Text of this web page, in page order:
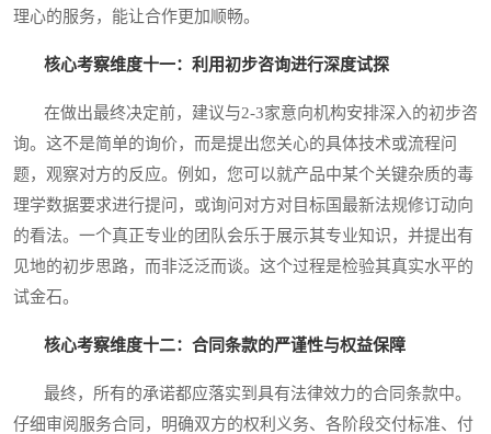
理心的服务，能让合作更加顺畅。
核心考察维度十一：利用初步咨询进行深度试探
在做出最终决定前，建议与2-3家意向机构安排深入的初步咨
询。这不是简单的询价，而是提出您关心的具体技术或流程问
题，观察对方的反应。例如，您可以就产品中某个关键杂质的毒
理学数据要求进行提问，或询问对方对目标国最新法规修订动向
的看法。一个真正专业的团队会乐于展示其专业知识，并提出有
见地的初步思路，而非泛泛而谈。这个过程是检验其真实水平的
试金石。
核心考察维度十二：合同条款的严谨性与权益保障
最终，所有的承诺都应落实到具有法律效力的合同条款中。
仔细审阅服务合同，明确双方的权利义务、各阶段交付标准、付